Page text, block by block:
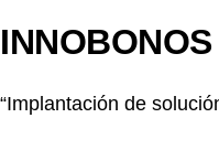
“Implantación de